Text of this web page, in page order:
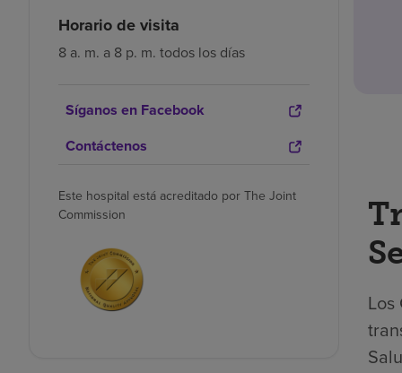
Horario de visita
8 a. m. a 8 p. m. todos los días
Síganos en Facebook
Contáctenos
Este hospital está acreditado por The Joint
Commission